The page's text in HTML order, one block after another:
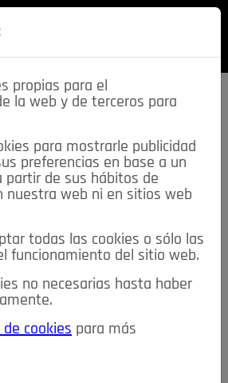
descarga esta
REVISTA
DE INTERÉS
MIS ANUNCIOS CONTACTO
propias para el
la web y de terceros para
para mostrarle publicidad
preferencias en base a un
partir de sus hábitos de
nuestra web ni en sitios web
todas las cookies o sólo las
funcionamiento del sitio web.
no necesarias hasta haber
de cookies para más